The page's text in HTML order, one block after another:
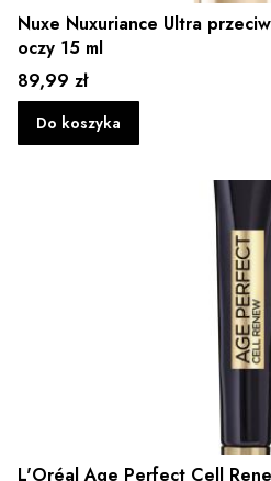
Nuxe Nuxuriance Ultra
oczy 15 ml
Cena
89,99 zł
Do koszyka
L'Oréal Age Perfect Cell